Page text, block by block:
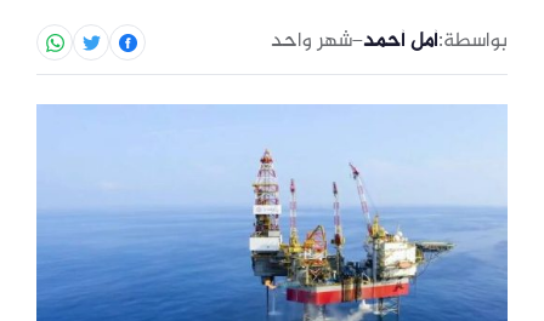
بواسطة:أمل أحمد–شهر واحد